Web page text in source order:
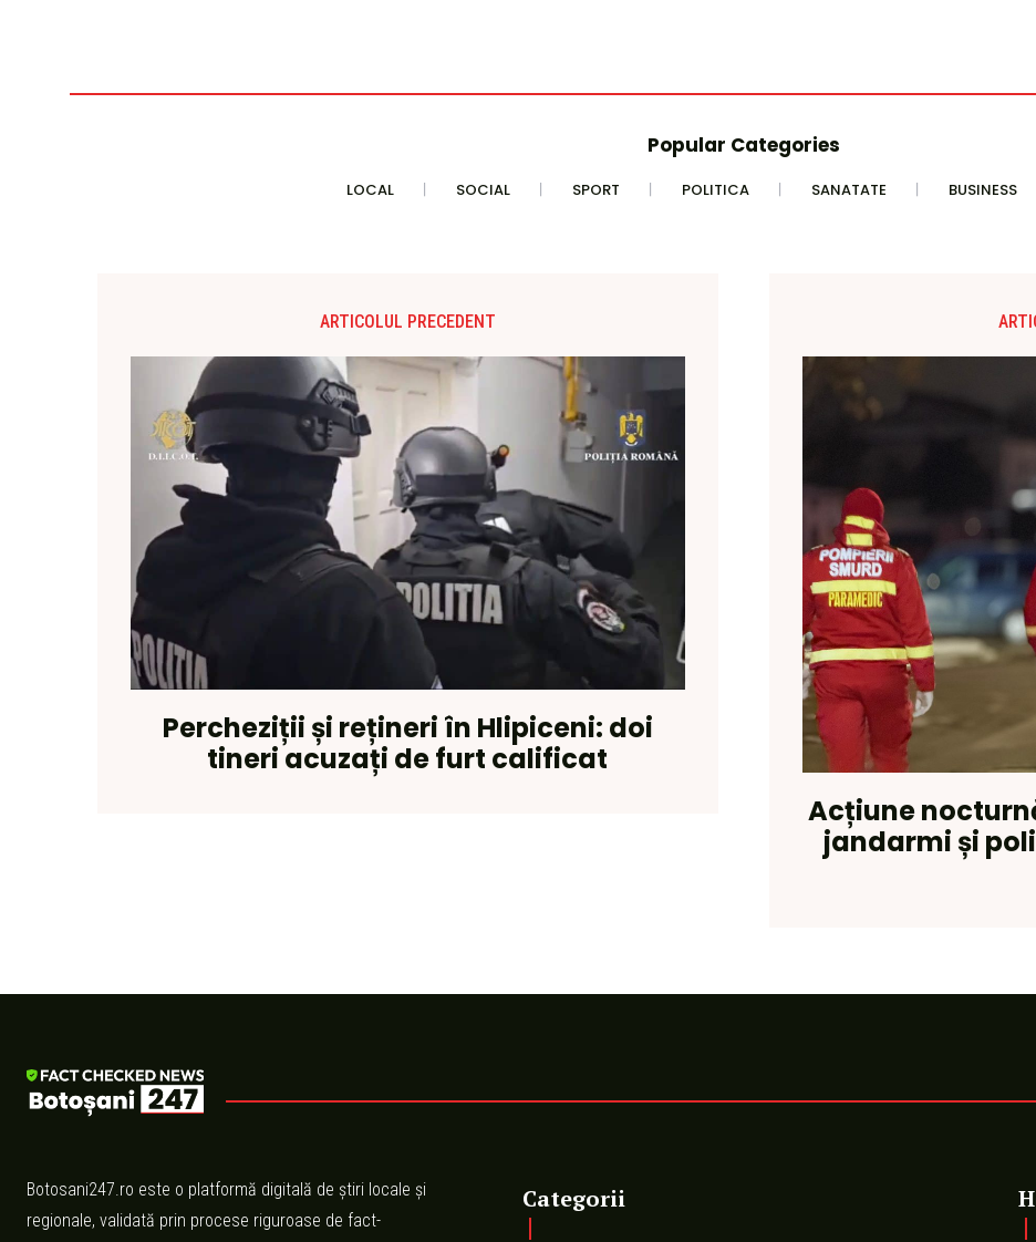
Popular Categories
LOCAL SOCIAL SPORT POLITICA SANATATE BUSINESS
ARTICOLUL PRECEDENT
Percheziții și rețineri în Hlipiceni: doi
tineri acuzați de furt calificat
Acțiune
jandarmi și
Botosani247.ro este o platformă digitală de știri locale și
regionale, validată prin procese riguroase de fact-
Categorii